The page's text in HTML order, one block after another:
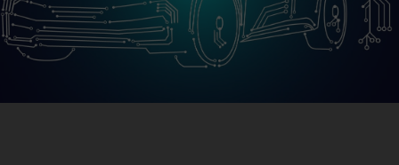
FUNKTIONAL/STATISTIK
Mithilfe dieser Cookies und Dienste messen wir den
Datenverkehr und die Funktionalität unserer Websites,
um Design bzw. Inhalte zu testen, Schwachstellen zu